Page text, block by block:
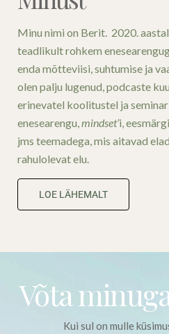
Minu nimi on Berit. 2020.
teadlikult rohkem
enda mõtteviisi, suhtumise ja
olen palju lugenud, podcaste
erinevatel koolitustel ja
enesearengu, mindset’i,
jms teemadega, mis aitavad
rahulolevat elu.
LOE LÄHEMALT
Võta
Kui sul on mulle